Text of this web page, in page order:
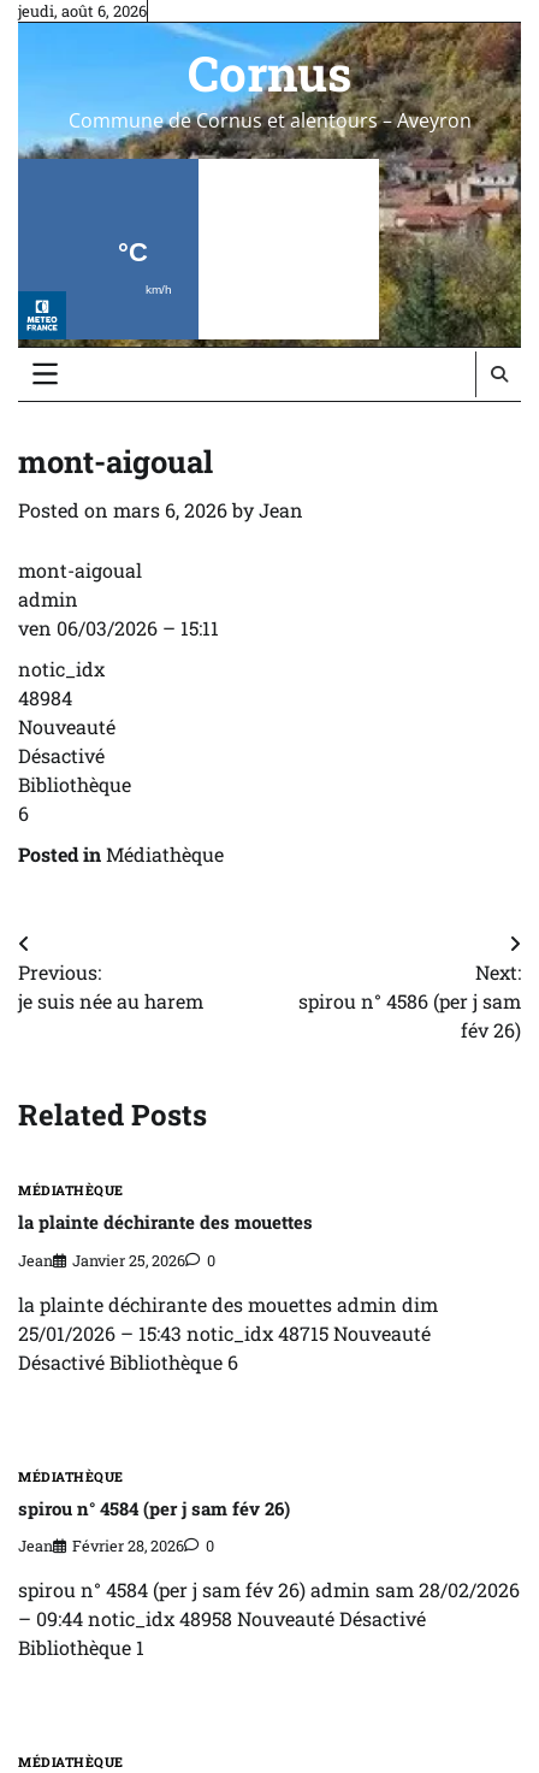
Skipjeudi, août 6, 2026
Cornus
Commune de Cornus et alentours – Aveyron
mont-aigoual
Posted on mars 6, 2026byJean
mont-aigoual
admin
ven 06/03/2026 – 15:11
notic_idx
48984
Nouveauté
Désactivé
Bibliothèque
6
Posted inMédiathèque
Navigation
de
Previous:
je suis née au harem
Next:
spirou n° 4586 (per j sam
fév 26)
Related Posts
MÉDIATHÈQUE
la plainte déchirante des mouettes
Jean Janvier 25, 2026 0
la plainte déchirante des mouettes admin dim
25/01/2026 – 15:43 notic_idx 48715 Nouveauté
Désactivé Bibliothèque 6
MÉDIATHÈQUE
spirou n° 4584 (per j sam fév 26)
Jean Février 28, 2026 0
spirou n° 4584 (per j sam fév 26) admin sam 28/02/2026
– 09:44 notic_idx 48958 Nouveauté Désactivé
Bibliothèque 1
MÉDIATHÈQUE